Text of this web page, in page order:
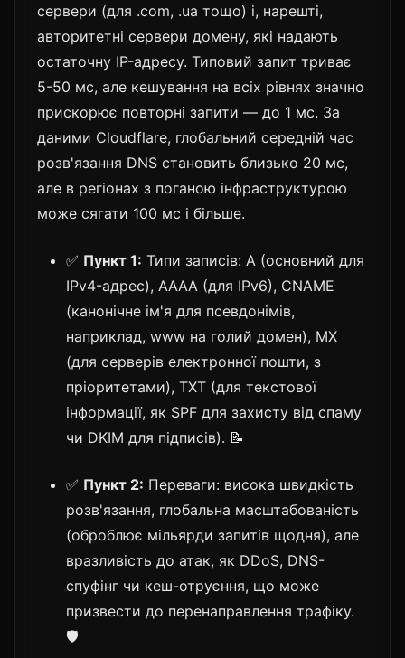
сервери (для .com, .ua тощо) і, нарешті,
авторитетні сервери домену, які надають
остаточну IP-адресу. Типовий запит триває
5-50 мс, але кешування на всіх рівнях значно
прискорює повторні запити — до 1 мс. За
даними Cloudflare, глобальний середній час
розв'язання DNS становить близько 20 мс,
але в регіонах з поганою інфраструктурою
може сягати 100 мс і більше.
✅ Пункт 1: Типи записів: A (основний для
IPv4-адрес), AAAA (для IPv6), CNAME
(канонічне ім'я для псевдонімів,
наприклад, www на голий домен), MX
(для серверів електронної пошти, з
пріоритетами), TXT (для текстової
інформації, як SPF для захисту від спаму
чи DKIM для підписів). 📝
✅ Пункт 2: Переваги: висока швидкість
розв'язання, глобальна масштабованість
(оброблює мільярди запитів щодня), але
вразливість до атак, як DDoS, DNS-
спуфінг чи кеш-отруєння, що може
призвести до перенаправлення трафіку.
🛡️